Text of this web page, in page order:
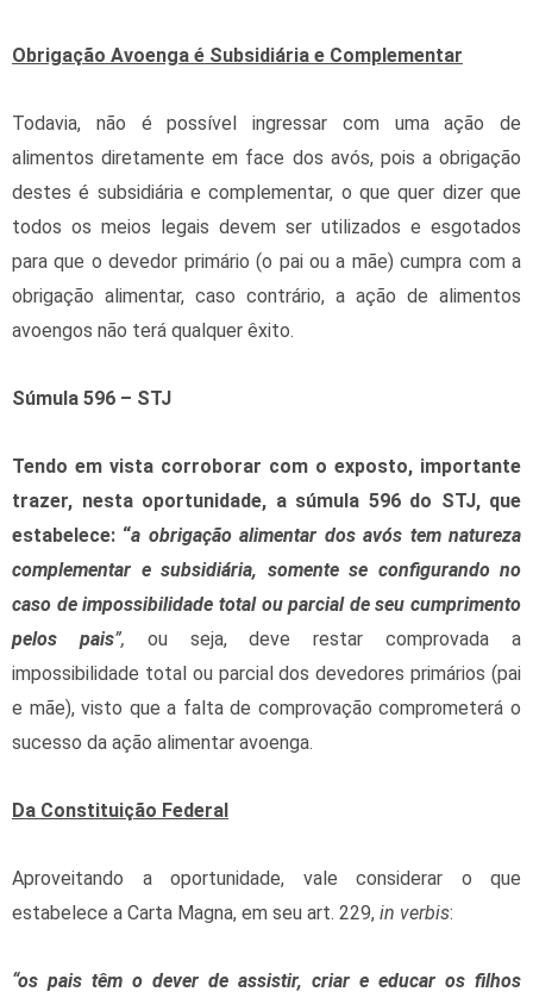
Obrigação Avoenga é Subsidiária e Complementar
Todavia, não é possível ingressar com uma ação de
alimentos diretamente em face dos avós, pois a obrigação
destes é subsidiária e complementar, o que quer dizer que
todos os meios legais devem ser utilizados e esgotados
para que o devedor primário (o pai ou a mãe) cumpra com a
obrigação alimentar, caso contrário, a ação de alimentos
avoengos não terá qualquer êxito.
Súmula 596 – STJ
Tendo em vista corroborar com o exposto, importante
trazer, nesta oportunidade, a súmula 596 do STJ, que
estabelece: “a obrigação alimentar dos avós tem natureza
complementar e subsidiária, somente se configurando no
caso de impossibilidade total ou parcial de seu cumprimento
pelos pais”, ou seja, deve restar comprovada a
impossibilidade total ou parcial dos devedores primários (pai
e mãe), visto que a falta de comprovação comprometerá o
sucesso da ação alimentar avoenga.
Da Constituição Federal
Aproveitando a oportunidade, vale considerar o que
estabelece a Carta Magna, em seu art. 229, in verbis:
“os pais têm o dever de assistir, criar e educar os filhos